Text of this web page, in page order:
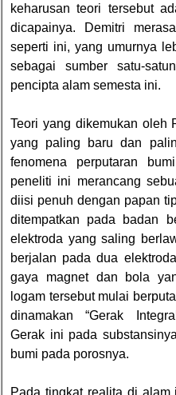
keharusan teori tersebut
dicapainya. Demitri
seperti ini, yang umurnya
sebagai sumber satu-
pencipta alam semesta ini.
Teori yang dikemukan oleh
yang paling baru dan
fenomena perputaran
peneliti ini merancang
diisi penuh dengan papan
ditempatkan pada badan
elektroda yang saling
berjalan pada dua
gaya magnet dan bola
logam tersebut mulai
dinamakan “Gerak
Gerak ini pada
bumi pada porosnya.
Pada tingkat realita di alam